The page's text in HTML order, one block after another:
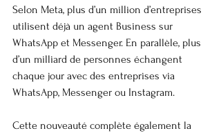
Selon Meta, plus d’un million d’entreprises
utilisent déjà un agent Business sur
WhatsApp et Messenger. En parallèle, plus
d’un milliard de personnes échangent
chaque jour avec des entreprises via
WhatsApp, Messenger ou Instagram.
Cette nouveauté complète également la